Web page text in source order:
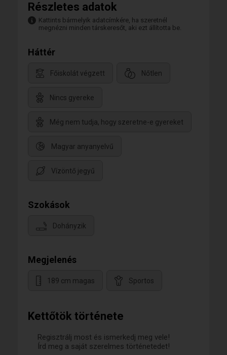
Kettőtök története
Regisztrálj most és ismerkedj meg vele!
Írd meg a saját szerelmes történetedet!
Részletes adatok
Kattints bármelyik adatcímkére, ha szeretnél
megnézni minden társkeresőt, aki ezt állította be.
Háttér
Főiskolát végzett Nőtlen
Nincs gyereke
Még nem tudja, hogy szeretne-e gyereket
Magyar anyanyelvű
Vízöntő jegyű
Szokások
Dohányzik
Megjelenés
189 cm magas Sportos